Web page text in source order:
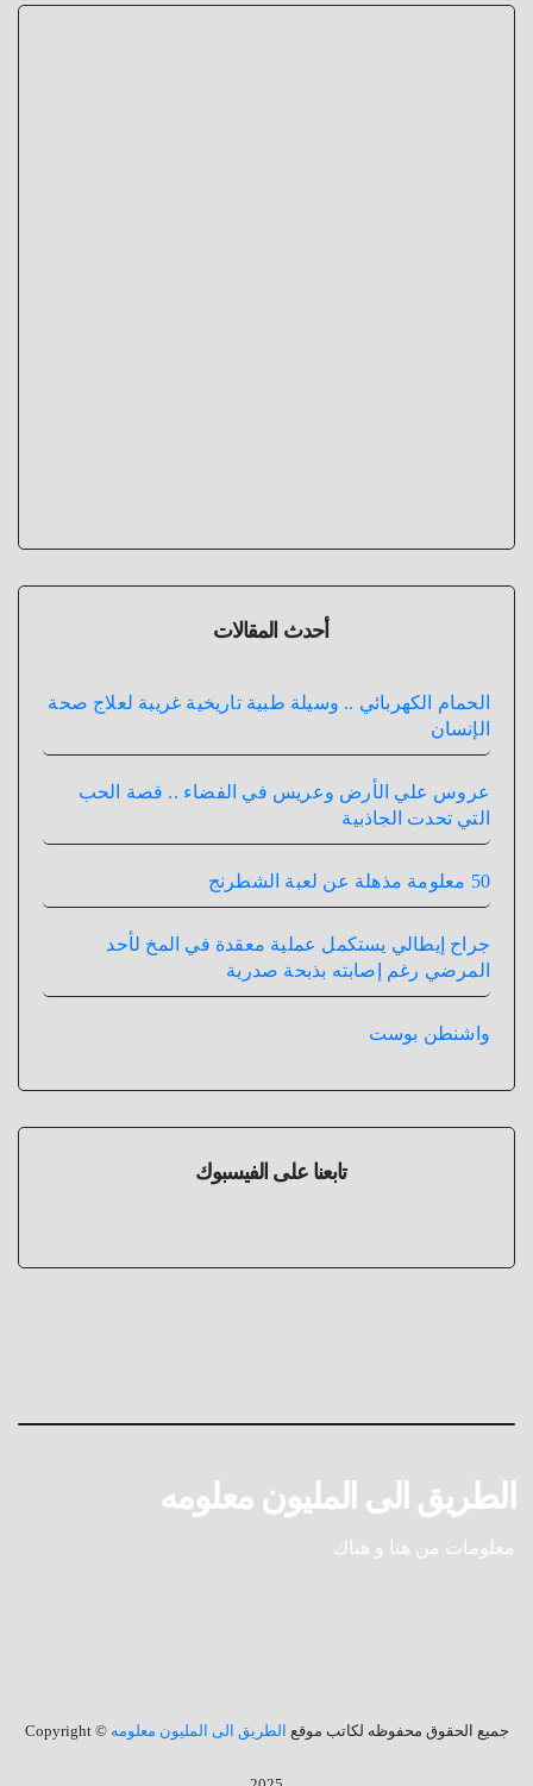
أحدث المقالات
الحمام الكهربائي .. وسيلة طبية تاريخية غريبة لعلاج صحة
الإنسان
عروس علي الأرض وعريس في الفضاء .. قصة الحب
التي تحدت الجاذبية
50 معلومة مذهلة عن لعبة الشطرنج
جراح إيطالي يستكمل عملية معقدة في المخ لأحد
المرضي رغم إصابته بذبحة صدرية
واشنطن بوست
تابعنا على الفيسبوك
الطريق الى المليون معلومه
معلومات من هنا و هناك
جميع الحقوق محفوظه لكاتب موقع الطريق الى المليون معلومه © Copyright